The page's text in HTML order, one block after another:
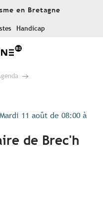
en Bretagne
Handicap
11 août de 08:00 à
de Brec'h